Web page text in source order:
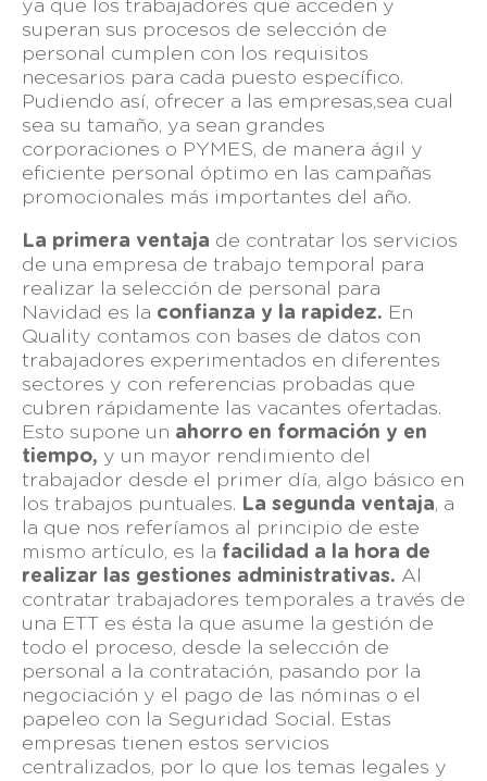
ya que los trabajadores que acceden y
superan sus procesos de selección de
personal cumplen con los requisitos
necesarios para cada puesto específico.
Pudiendo así, ofrecer a las empresas,sea cual
sea su tamaño, ya sean grandes
corporaciones o PYMES, de manera ágil y
eficiente personal óptimo en las campañas
promocionales más importantes del año.
La primera ventaja de contratar los servicios
de una empresa de trabajo temporal para
realizar la selección de personal para
Navidad es la confianza y la rapidez. En
Quality contamos con bases de datos con
trabajadores experimentados en diferentes
sectores y con referencias probadas que
cubren rápidamente las vacantes ofertadas.
Esto supone un ahorro en formación y en
tiempo, y un mayor rendimiento del
trabajador desde el primer día, algo básico en
los trabajos puntuales. La segunda ventaja, a
la que nos referíamos al principio de este
mismo artículo, es la facilidad a la hora de
realizar las gestiones administrativas. Al
contratar trabajadores temporales a través de
una ETT es ésta la que asume la gestión de
todo el proceso, desde la selección de
personal a la contratación, pasando por la
negociación y el pago de las nóminas o el
papeleo con la Seguridad Social. Estas
empresas tienen estos servicios
centralizados, por lo que los temas legales y